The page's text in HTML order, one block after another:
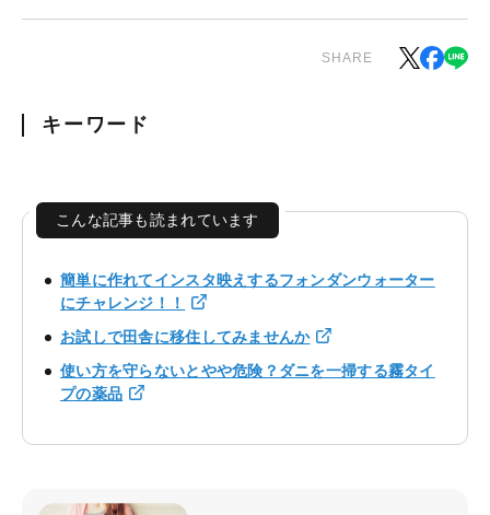
SHARE
キーワード
こんな記事も読まれています
簡単に作れてインスタ映えするフォンダンウォーター
にチャレンジ！！
お試しで田舎に移住してみませんか
使い方を守らないとやや危険？ダニを一掃する霧タイ
プの薬品